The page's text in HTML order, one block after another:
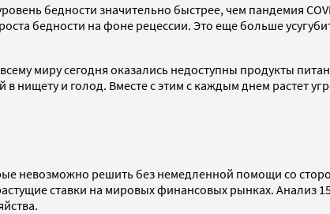
бедности значительно быстрее, чем пандемия
бедности на фоне рецессии. Это еще больше
миру сегодня оказались недоступны продукты
нищету и голод. Вместе с этим с каждым днем растет
невозможно решить без немедленной помощи со
ставки на мировых финансовых рынках. Анализ